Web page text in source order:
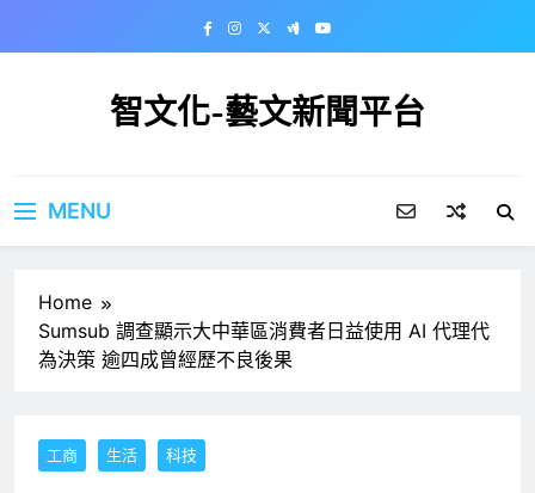
智文化-藝文新聞平台
MENU
Home
Sumsub 調查顯示大中華區消費者日益使用 AI 代理代
為決策 逾四成曾經歷不良後果
工商 生活 科技